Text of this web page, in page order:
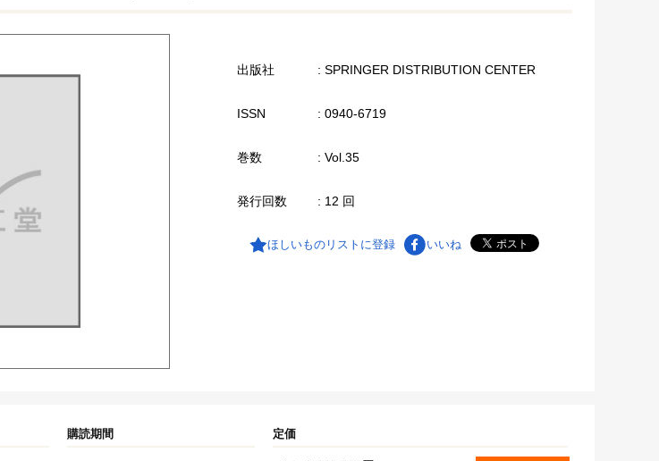
出版社 : SPRINGER DISTRIBUTION CENTER
ISSN : 0940-6719
巻数 : Vol.35
発行回数 : 12 回
ほしいものリストに登録 いいね
購読期間 定価